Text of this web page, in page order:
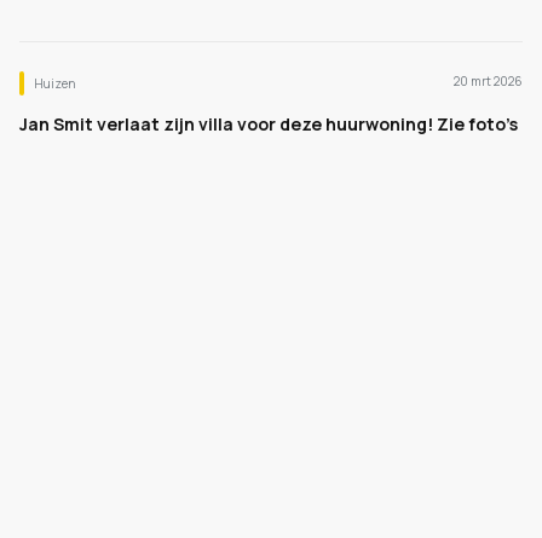
Huizen 20 mrt 2026
Jan Smit verlaat zijn villa voor deze huurwoning! Zie foto’s